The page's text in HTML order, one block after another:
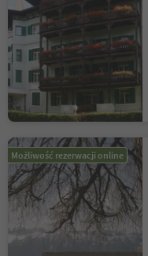
Możliwość rezerwacji online